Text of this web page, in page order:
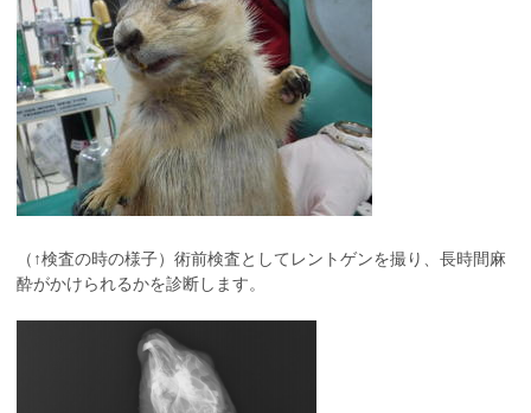
（↑検査の時の様子）術前検査としてレントゲンを撮り、長時間麻
酔がかけられるかを診断します。